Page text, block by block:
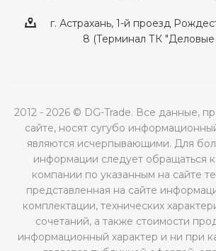
г. Астрахань, 1-й проезд
8 (Терминал ТК
2012 - 2026 © DG-Trade. Все данные,
сайте, носят сугубо
являются исчерпывающими. Для
информации следует обращаться
компании по указанным на сайте
представленная на сайте
комплектации, технических
сочетаний, а также стоимости
информационный характер и ни при